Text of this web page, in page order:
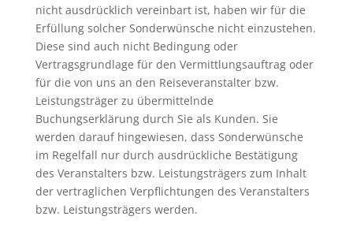
nicht ausdrücklich vereinbart ist, haben wir für die
Erfüllung solcher Sonderwünsche nicht einzustehen.
Diese sind auch nicht Bedingung oder
Vertragsgrundlage für den Vermittlungsauftrag oder
für die von uns an den Reiseveranstalter bzw.
Leistungsträger zu übermittelnde
Buchungserklärung durch Sie als Kunden. Sie
werden darauf hingewiesen, dass Sonderwünsche
im Regelfall nur durch ausdrückliche Bestätigung
des Veranstalters bzw. Leistungsträgers zum Inhalt
der vertraglichen Verpflichtungen des Veranstalters
bzw. Leistungsträgers werden.